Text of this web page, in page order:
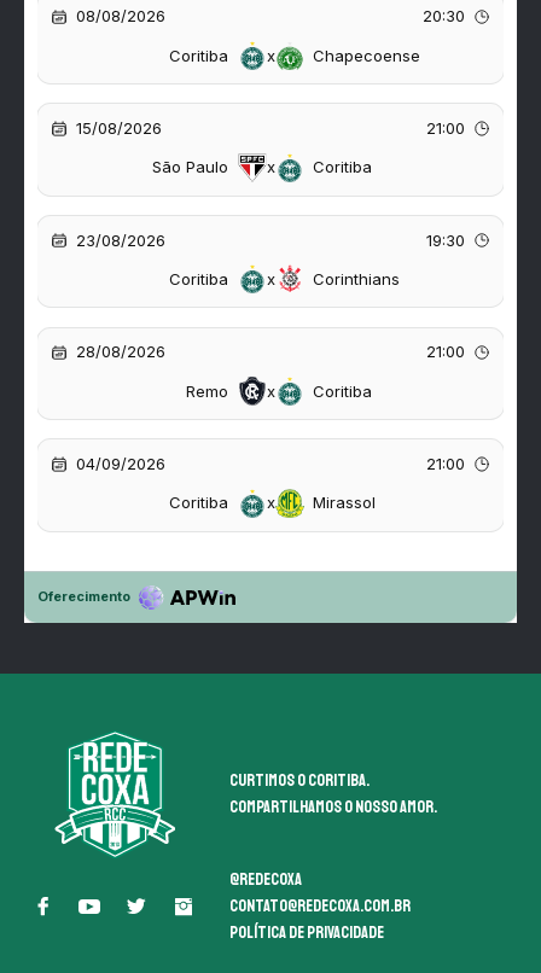
Curtimos o coritiba.
Compartilhamos o nosso amor.
@redecoxa
contato@redecoxa.com.br
Política de Privacidade